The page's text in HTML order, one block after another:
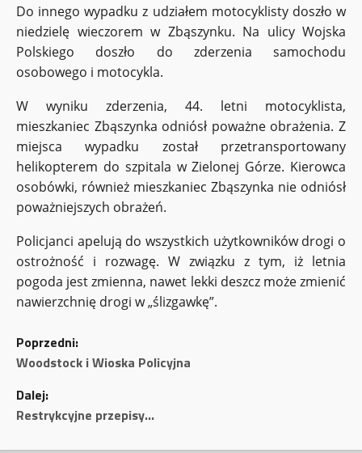
Do innego wypadku z udziałem motocyklisty doszło w
niedzielę wieczorem w Zbąszynku. Na ulicy Wojska
Polskiego doszło do zderzenia samochodu
osobowego i motocykla.
W wyniku zderzenia, 44. letni motocyklista,
mieszkaniec Zbąszynka odniósł poważne obrażenia. Z
miejsca wypadku został przetransportowany
helikopterem do szpitala w Zielonej Górze. Kierowca
osobówki, również mieszkaniec Zbąszynka nie odniósł
poważniejszych obrażeń.
Policjanci apelują do wszystkich użytkowników drogi o
ostrożność i rozwagę. W związku z tym, iż letnia
pogoda jest zmienna, nawet lekki deszcz może zmienić
nawierzchnię drogi w „ślizgawkę”.
Z
o
b
Poprzedni:
Woodstock i Wioska Policyjna
Dalej:
Restrykcyjne przepisy…